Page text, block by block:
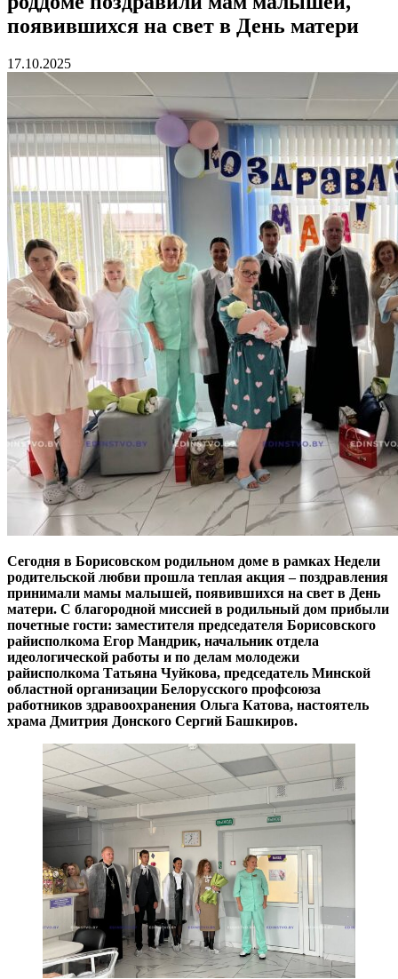
появившихся на свет в День матери
17.10.2025
Сегодня в Борисовском родильном доме в рамках Недели
родительской любви прошла теплая акция – поздравления
принимали мамы малышей, появившихся на свет в День
матери. С благородной миссией в родильный дом прибыли
почетные гости: заместителя председателя Борисовского
райисполкома Егор Мандрик, начальник отдела
идеологической работы и по делам молодежи
райисполкома Татьяна Чуйкова, председатель Минской
областной организации Белорусского профсоюза
работников здравоохранения Ольга Катова, настоятель
храма Дмитрия Донского Сергий Башкиров.